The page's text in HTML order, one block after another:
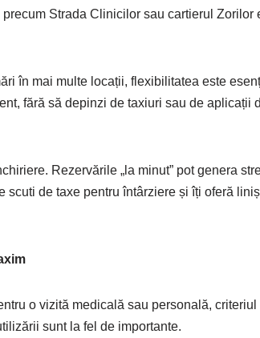
Strada Clinicilor sau cartierul Zorilor
în mai multe locații, flexibilitatea este
fără să depinzi de taxiuri sau de aplicații
Rezervările „la minut” pot genera
scuti de taxe pentru întârziere și îți oferă
o vizită medicală sau personală,
sunt la fel de importante.